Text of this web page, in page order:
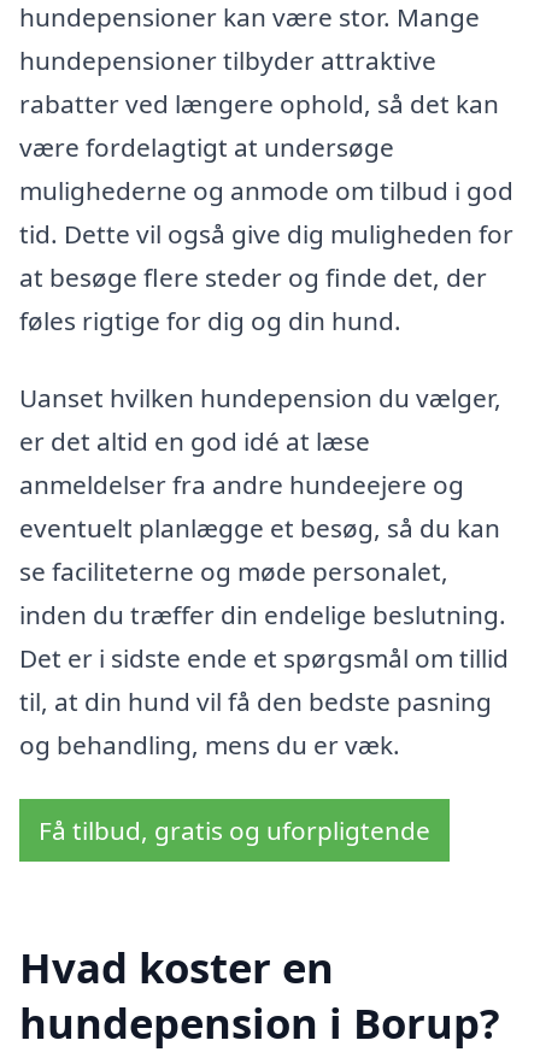
hundepensioner kan være stor. Mange
hundepensioner tilbyder attraktive
rabatter ved længere ophold, så det kan
være fordelagtigt at undersøge
mulighederne og anmode om tilbud i god
tid. Dette vil også give dig muligheden for
at besøge flere steder og finde det, der
føles rigtige for dig og din hund.
Uanset hvilken hundepension du vælger,
er det altid en god idé at læse
anmeldelser fra andre hundeejere og
eventuelt planlægge et besøg, så du kan
se faciliteterne og møde personalet,
inden du træffer din endelige beslutning.
Det er i sidste ende et spørgsmål om tillid
til, at din hund vil få den bedste pasning
og behandling, mens du er væk.
Få tilbud, gratis og uforpligtende
Hvad koster en
hundepension i Borup?